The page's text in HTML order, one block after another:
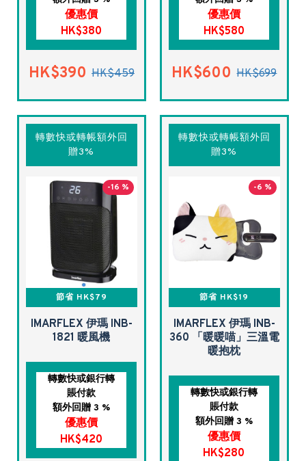
優惠價
HK$380
HK$390 HK$459
優惠價
HK$580
HK$600 HK$699
轉數快或轉帳額外回
贈3%
-16 %
節省 HK$79
IMARFLEX 伊瑪 INB-
1821 暖風機
轉數快或銀行轉
賬付款
額外回贈 3 %
優惠價
HK$420
轉數快或轉帳額外回
贈3%
-6 %
節省 HK$19
IMARFLEX 伊瑪 INB-
360 「暖暖喵」三溫電
暖抱枕
轉數快或銀行轉
賬付款
額外回贈 3 %
優惠價
HK$280